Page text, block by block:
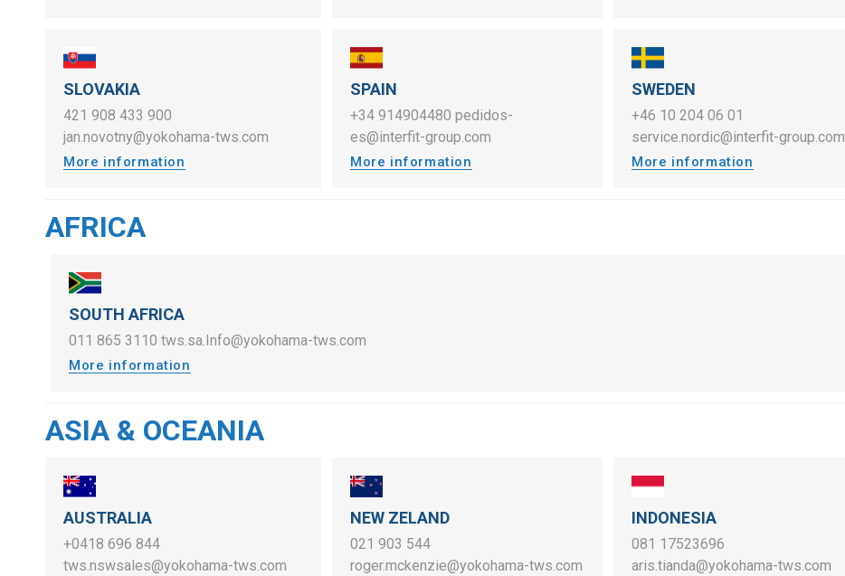
SLOVAKIA
421 908 433 900
jan.novotny@yokohama-tws.com
More information
SPAIN
+34 914904480 pedidos-
es@interfit-group.com
More information
SWEDEN
+46 10 204 06 01
service.nordic@interfit-group.com
More information
AFRICA
SOUTH AFRICA
011 865 3110 tws.sa.Info@yokohama-tws.com
More information
ASIA & OCEANIA
AUSTRALIA
+0418 696 844
tws.nswsales@yokohama-tws.com
NEW ZELAND
021 903 544
roger.mckenzie@yokohama-tws.com
INDONESIA
081 17523696
aris.tianda@yokohama-tws.com